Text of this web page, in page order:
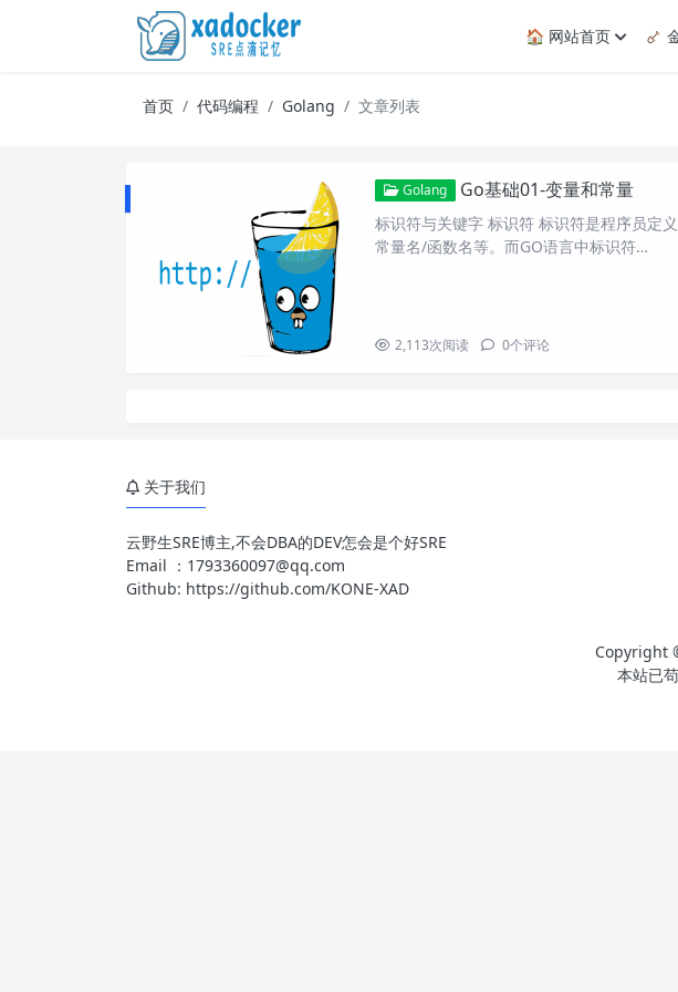
🏠 网站首页
首页 代码编程 Golang 文章列表
Golang Go基础01-变量和常量
标识符与关键字 标识符 标识符是程序员定
常量名/函数名等。而GO语言中标识符…
2,113次阅读 0个评论
关于我们
云野生SRE博主,不会DBA的DEV怎会是个好SRE
Email ： 1793360097@qq.com
Github: https://github.com/KONE-XAD
Copyright
本站已